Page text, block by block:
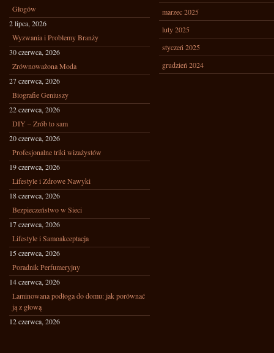
Głogów
2 lipca, 2026
Wyzwania i Problemy Branży
30 czerwca, 2026
Zrównoważona Moda
27 czerwca, 2026
Biografie Geniuszy
22 czerwca, 2026
DIY – Zrób to sam
20 czerwca, 2026
Profesjonalne triki wizażystów
19 czerwca, 2026
Lifestyle i Zdrowe Nawyki
18 czerwca, 2026
Bezpieczeństwo w Sieci
17 czerwca, 2026
Lifestyle i Samoakceptacja
15 czerwca, 2026
Poradnik Perfumeryjny
14 czerwca, 2026
Laminowana podłoga do domu: jak porównać
ją z głową
12 czerwca, 2026
marzec 2025
luty 2025
styczeń 2025
grudzień 2024